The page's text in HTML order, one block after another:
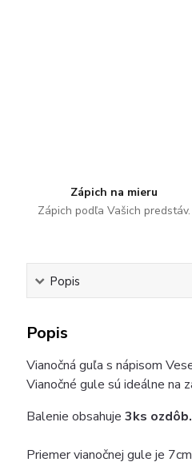
Zápich na mieru
Zápich podľa Vašich predstáv.
Popis
Popis
Vianočná guľa s nápisom
Vianočné gule sú ideálne na
Balenie obsahuje 3ks ozdôb.
Priemer vianočnej gule je